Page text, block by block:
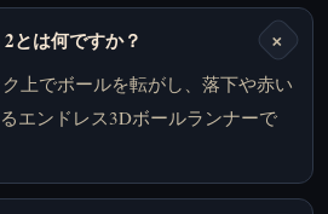
2とは何ですか？ +
上でボールを転がし、落下や赤い
エンドレス3Dボールランナーで